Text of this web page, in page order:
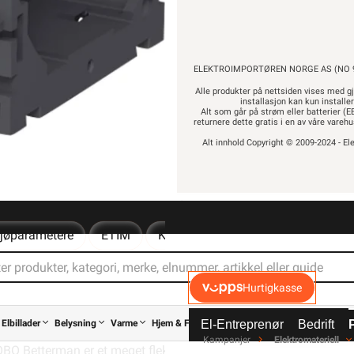
ETIM Kundeomtale Spørsmål og
enkel ELKO stikkontakt uten ramme tilpasset
GK 70110 og 70130 når man ønsker å benytte en
Betterman er et meget fleksibelt system med alle
ELEKTROIMPORTØREN NORGE AS
Alle produkter på nettsiden vises med
installasjon kan kun
Alt som går på strøm eller batterier
returnere dette gratis i en av våre
Alt innhold Copyright © 2009-2024 -
108,90
Hurtigkasse
El-Entreprenør Bedrift
Kampanjer Elektromateriell
Elbillader Belysning Varme Hjem & Fritid Verktøy Kabel & Ledning